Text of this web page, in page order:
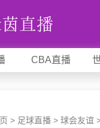
CBA直播
> 足球直播 > 球会友谊